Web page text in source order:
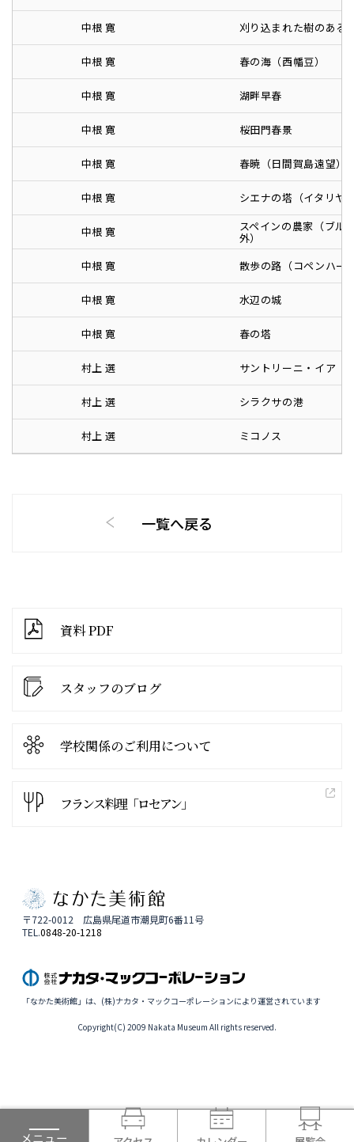
中根 寛 刈り込まれた樹のある
中根 寛 春の海（西幡豆）
中根 寛 湖畔早春
中根 寛 桜田門春景
中根 寛 春暁（日間賀島遠望）
中根 寛 シエナの塔（イタリヤ
中根 寛 スペインの農家（ブル
外）
中根 寛
散歩の路（コペンハー
中根 寛 水辺の城
中根 寛 春の塔
村上 選 サントリーニ・イア
村上 選 シラクサの港
村上 選 ミコノス
一覧へ戻る
メニュー
資料 PDF
スタッフのブログ
学校関係のご利用について
フランス料理「ロセアン」
〒722-0012 広島県尾道市潮見町6番11号
TEL.0848-20-1218
「なかた美術館」は、(株)ナカタ・マックコーポレーションにより運営されています
Copyright(C) 2009 Nakata Museum All rights reserved.